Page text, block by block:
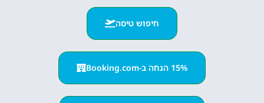
חיפוש טיסה
15% הנחה ב-Booking.com